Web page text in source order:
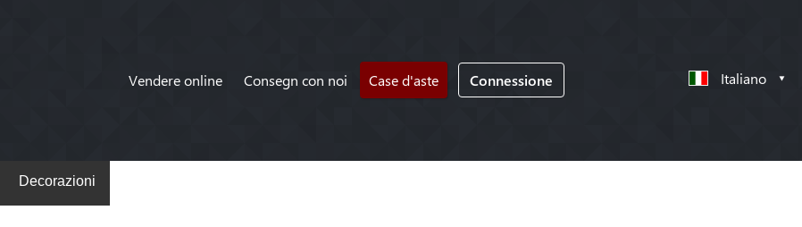
Vendere online Consegn con noi Case d'aste Connessione Italiano
Decorazioni